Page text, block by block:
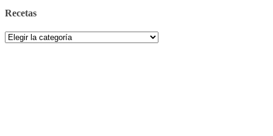
Recetas
Recetas